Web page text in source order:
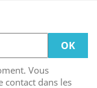
Vous
contact dans les